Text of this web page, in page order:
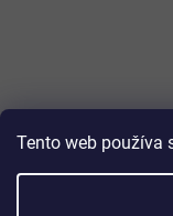
Tento web používa